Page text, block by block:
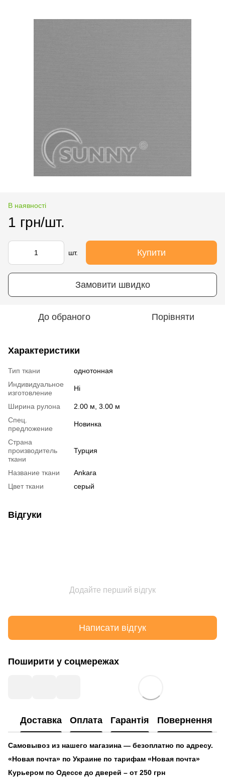
В наявності
1 грн/шт.
шт. Купити
Замовити швидко
До обраного Порівняти
Характеристики
Тип ткани
однотонная
Индивидуальное
изготовление
Ні
Ширина рулона
2.00 м, 3.00 м
Спец.
предложение
Новинка
Страна
производитель
ткани
Турция
Название ткани
Ankara
Цвет ткани
серый
Відгуки
Додайте перший відгук
Написати відгук
Поширити у соцмережах
Доставка Оплата Гарантія Повернення
Самовывоз из нашего магазина — безоплатно по адресу.
«Новая почта» по Украине по тарифам «Новая почта»
Курьером по Одессе до дверей – от 250 грн